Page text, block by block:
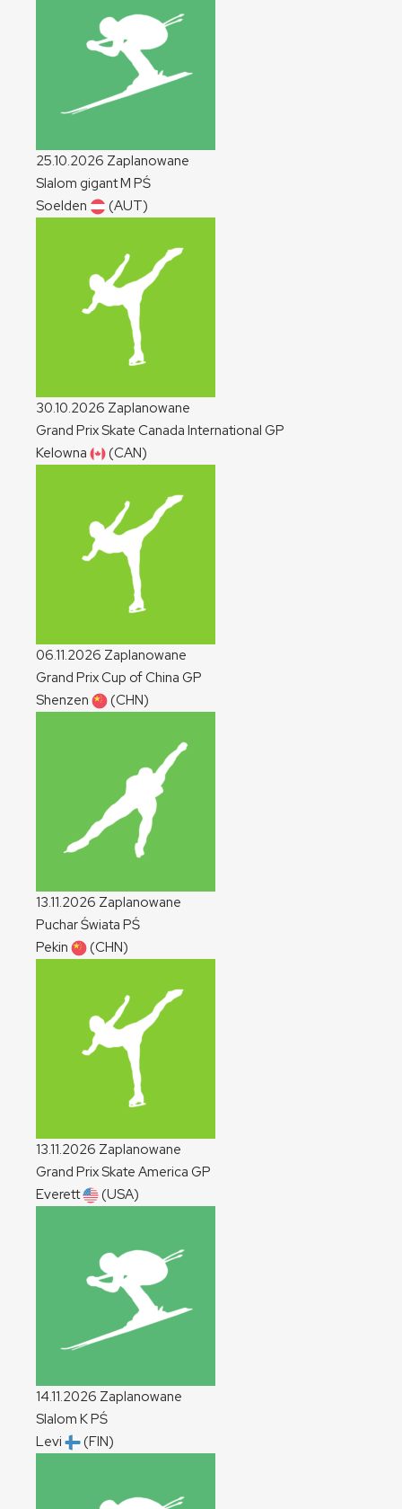
25.10.2026 Zaplanowane
Slalom gigantM PŚ
Soelden
(AUT)
30.10.2026 Zaplanowane
Grand Prix Skate Canada International GP
Kelowna
(CAN)
06.11.2026 Zaplanowane
Grand Prix Cup of China GP
Shenzen
(CHN)
13.11.2026 Zaplanowane
Puchar Świata PŚ
Pekin
(CHN)
13.11.2026 Zaplanowane
Grand Prix Skate America GP
Everett
(USA)
14.11.2026 Zaplanowane
Slalom KPŚ
Levi
(FIN)